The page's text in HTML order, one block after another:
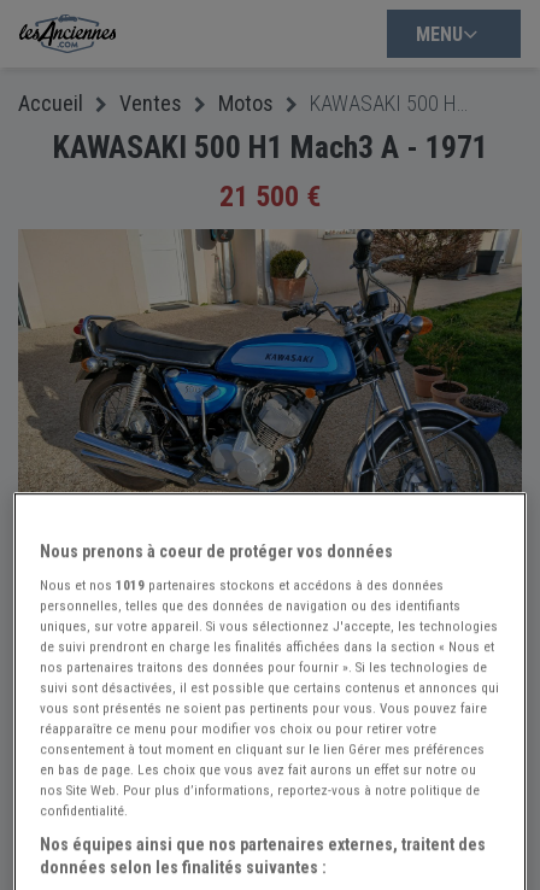
MENU
Accueil Ventes Motos
KAWASAKI 500 H1 Mach3 A - 1971
21 500 €
Réf : A872935 Actualisée le : 25/06/2026
KAWASAKI 500 H1 Mach3 A - 1971
Créer une alerte KAWASAKI 500 H1
21 500 €
Nous prenons à coeur de protéger vos données
Nous et nos1019 partenaires stockons et accédons à des données
personnelles, telles que des données de navigation ou des identifiants
uniques, sur votre appareil. Si vous sélectionnez J'accepte, les technologies
de suivi prendront en charge les finalités affichées dans la section « Nous et
nos partenaires traitons des données pour fournir ». Si les technologies de
suivi sont désactivées, il est possible que certains contenus et annonces qui
vous sont présentés ne soient pas pertinents pour vous. Vous pouvez faire
réapparaître ce menu pour modifier vos choix ou pour retirer votre
consentement à tout moment en cliquant sur le lien Gérer mes préférences
en bas de page. Les choix que vous avez fait aurons un effet sur notre ou
nos Site Web. Pour plus d’informations, reportez-vous à notre politique de
confidentialité.
Nos équipes ainsi que nos partenaires externes, traitent des
données selon les finalités suivantes :